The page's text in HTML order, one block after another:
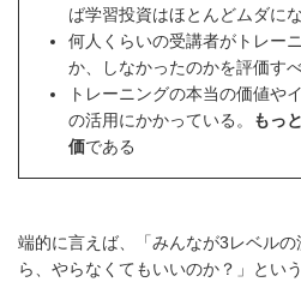
ば学習投資はほとんどムダにな
何人くらいの受講者がトレー
か、しなかったのかを評価す
トレーニングの本当の価値や
の活用にかかっている。
もっ
価である
端的に言えば、「みんなが3レベル
ら、やらなくてもいいのか？」とい